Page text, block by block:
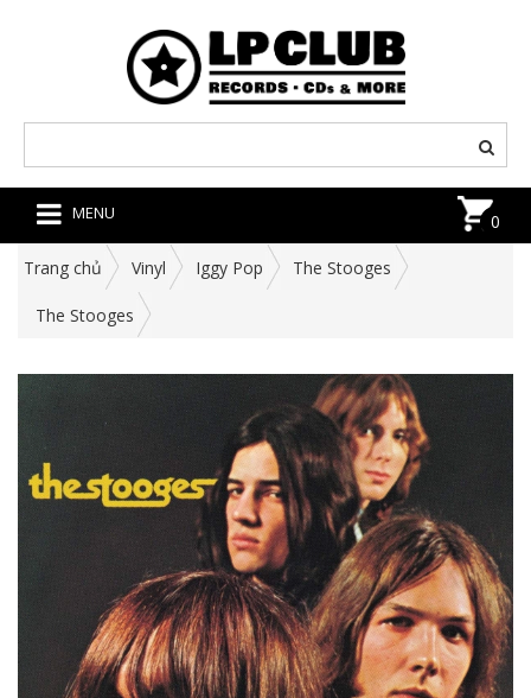
MENU 0
Trang chủ Vinyl Iggy Pop The Stooges
The Stooges